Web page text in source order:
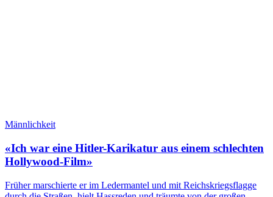
Männlichkeit
«Ich war eine Hitler-Karikatur aus einem schlechten
Hollywood-Film»
Früher marschierte er im Ledermantel und mit Reichskriegsflagge